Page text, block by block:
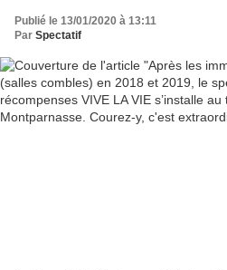
au théâtre de la Gaîté-
c'est extraordinaire !
Publié le 13/01/2020 à 13:11
Par Spectatif